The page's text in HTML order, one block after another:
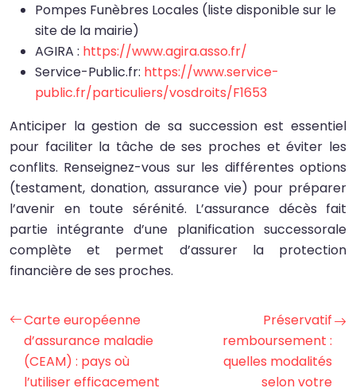
Pompes Funèbres Locales (liste disponible sur le
site de la mairie)
AGIRA : https://www.agira.asso.fr/
Service-Public.fr: https://www.service-
public.fr/particuliers/vosdroits/F1653
Anticiper la gestion de sa succession est essentiel
pour faciliter la tâche de ses proches et éviter les
conflits. Renseignez-vous sur les différentes options
(testament, donation, assurance vie) pour préparer
l’avenir en toute sérénité. L’assurance décès fait
partie intégrante d’une planification successorale
complète et permet d’assurer la protection
financière de ses proches.
Carte européenne
d’assurance maladie
(CEAM) : pays où
l’utiliser efficacement
Préservatif
remboursement :
quelles modalités
selon votre